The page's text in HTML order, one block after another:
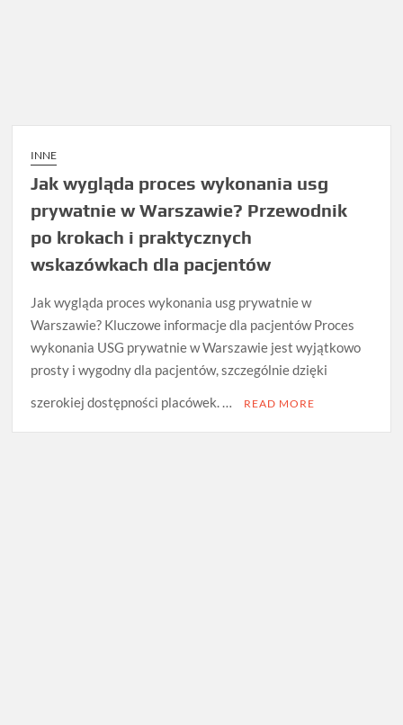
INNE
Jak wygląda proces wykonania usg
prywatnie w Warszawie? Przewodnik
po krokach i praktycznych
wskazówkach dla pacjentów
Jak wygląda proces wykonania usg prywatnie w
Warszawie? Kluczowe informacje dla pacjentów Proces
wykonania USG prywatnie w Warszawie jest wyjątkowo
prosty i wygodny dla pacjentów, szczególnie dzięki
szerokiej dostępności placówek. …
READ MORE